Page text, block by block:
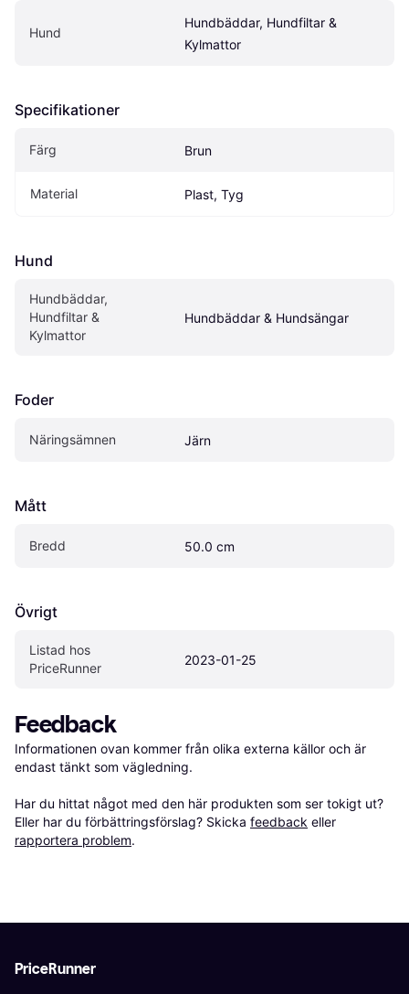
Hund
Hundbäddar, Hundfiltar &
Kylmattor
Specifikationer
Färg Brun
Material Plast, Tyg
Hund
Hundbäddar,
Hundfiltar &
Kylmattor
Hundbäddar & Hundsängar
Foder
Näringsämnen Järn
Mått
Bredd 50.0 cm
Övrigt
Listad hos
PriceRunner
2023-01-25
Feedback
Informationen ovan kommer från olika externa källor och är
endast tänkt som vägledning.
Har du hittat något med den här produkten som ser tokigt ut?
Eller har du förbättringsförslag? Skicka feedback eller
rapportera problem.
PriceRunner